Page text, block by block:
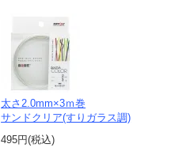
太さ2.0mm×3ｍ巻
サンドクリア(すりガラス調)
495円(税込)